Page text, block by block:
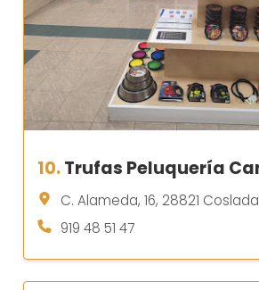
10.Trufas Peluquería
C. Alameda, 16, 28821
919 48 51 47